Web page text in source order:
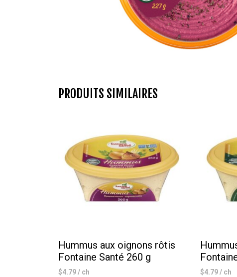
PRODUITS SIMILAIRES
Hummus aux oignons rôtis
Fontaine Santé 260 g
$4.79/ ch $4.79/ ch